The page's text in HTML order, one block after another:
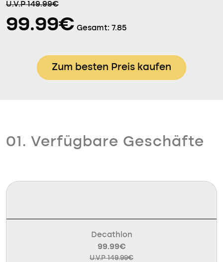
U.V.P 149.99€
99.99€ Gesamt: 7.85
Zum besten Preis kaufen
01. Verfügbare Geschäfte
Decathlon
99.99€
U.V.P 149.99€